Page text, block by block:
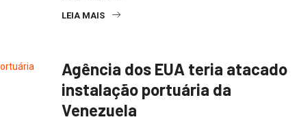
LEIA MAIS
Agência dos EUA teria atacado
instalação portuária da
Venezuela